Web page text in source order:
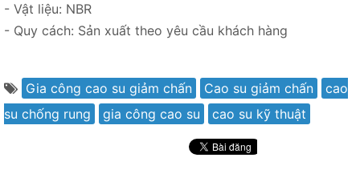
- Vật liệu: NBR
- Quy cách: Sản xuất theo yêu cầu khách hàng
Gia công cao su giảm chấn Cao su giảm chấn
cao
su chống rung
gia công cao su cao su kỹ thuật